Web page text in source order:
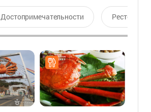
Достопримечательности Ресторан